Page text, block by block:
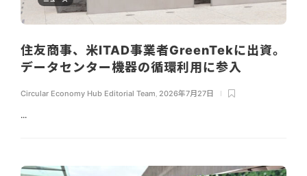
住友商事、米ITAD事業者GreenTekに出資。
データセンター機器の循環利用に参入
Circular Economy Hub Editorial Team 2026年7月27日
...